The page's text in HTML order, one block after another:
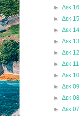
► Δεκ 16
► Δεκ 15
► Δεκ 14
► Δεκ 13
► Δεκ 12
► Δεκ 11
► Δεκ 10
► Δεκ 09
► Δεκ 08
► Δεκ 07